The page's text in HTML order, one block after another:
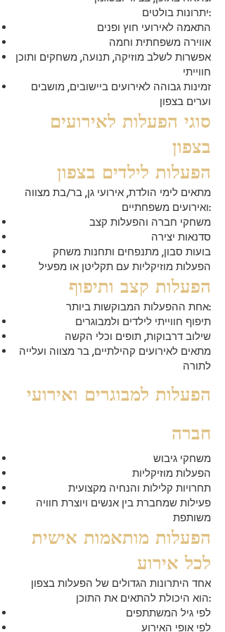
יתרונות בולטים:
התאמה לאירועי חוץ ופנים
אווירה משפחתית וחמה
אפשרות לשלב מוזיקה, תנועה, משחקים ותוכן
חווייתי
זמינות גבוהה לאירועים ביישובים, מושבים
וערים בצפון
סוגי הפעלות לאירועים
בצפון
הפעלות לילדים בצפון
מתאים לימי הולדת, אירועי גן, בר/בת מצווה
ואירועים משפחתיים:
משחקי חברה והפעלות קצב
סדנאות יצירה
בועות סבון, מתנפחים ותחנות משחק
הפעלות מוזיקליות עם תקליטן או מפעיל
הפעלות קצב ותיפוף
אחת ההפעלות המבוקשות ביותר:
תיפוף חווייתי לילדים ולמבוגרים
שילוב דרבוקות, תופים וכלי הקשה
מתאים לאירועים קהילתיים, בר מצווה ועלייה
לתורה
הפעלות למבוגרים ואירועי
חברה
משחקי גיבוש
הפעלות מוזיקליות
תחרויות קלילות והנחיה מקצועית
פעילות שמחברת בין אנשים ויוצרת חוויה
משותפת
הפעלות מותאמות אישית
לכל אירוע
אחד היתרונות הגדולים של הפעלות בצפון
הוא היכולת להתאים את התוכן:
לפי גיל המשתתפים
לפי אופי האירוע